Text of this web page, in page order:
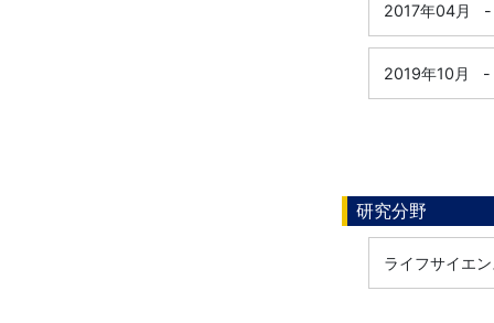
2017年04月 -
2019年10月 -
研究分野
ライフサイエ